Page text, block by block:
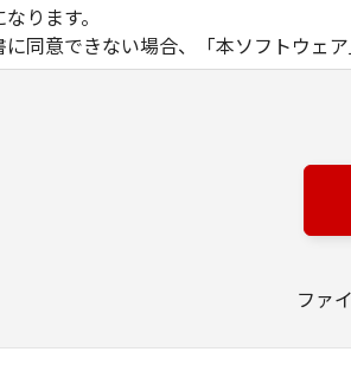
ります。
同意できない場合、「本ソフトウェ
ー（以下「指定機器」と言います。）
ターの記憶媒体上にインストールする
いずれも含むものとします。）するた
じて接続されたコンピューター上で、
ファ